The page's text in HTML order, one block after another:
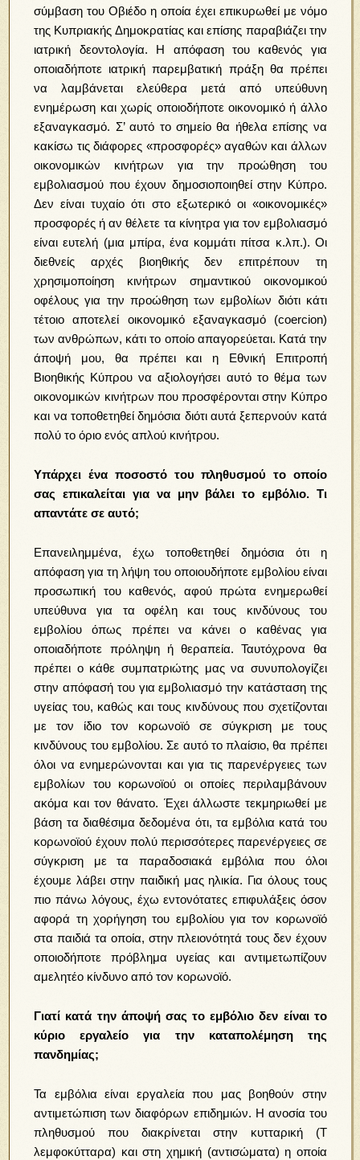
σύμβαση του Οβιέδο η οποία έχει επικυρωθεί με νόμο
της Κυπριακής Δημοκρατίας και επίσης παραβιάζει την
ιατρική δεοντολογία. Η απόφαση του καθενός για
οποιαδήποτε ιατρική παρεμβατική πράξη θα πρέπει
να λαμβάνεται ελεύθερα μετά από υπεύθυνη
ενημέρωση και χωρίς οποιοδήποτε οικονομικό ή άλλο
εξαναγκασμό. Σ’ αυτό το σημείο θα ήθελα επίσης να
κακίσω τις διάφορες «προσφορές» αγαθών και άλλων
οικονομικών κινήτρων για την προώθηση του
εμβολιασμού που έχουν δημοσιοποιηθεί στην Κύπρο.
Δεν είναι τυχαίο ότι στο εξωτερικό οι «οικονομικές»
προσφορές ή αν θέλετε τα κίνητρα για τον εμβολιασμό
είναι ευτελή (μια μπίρα, ένα κομμάτι πίτσα κ.λπ.). Οι
διεθνείς αρχές βιοηθικής δεν επιτρέπουν τη
χρησιμοποίηση κινήτρων σημαντικού οικονομικού
οφέλους για την προώθηση των εμβολίων διότι κάτι
τέτοιο αποτελεί οικονομικό εξαναγκασμό (coercion)
των ανθρώπων, κάτι το οποίο απαγορεύεται. Κατά την
άποψή μου, θα πρέπει και η Εθνική Επιτροπή
Βιοηθικής Κύπρου να αξιολογήσει αυτό το θέμα των
οικονομικών κινήτρων που προσφέρονται στην Κύπρο
και να τοποθετηθεί δημόσια διότι αυτά ξεπερνούν κατά
πολύ το όριο ενός απλού κινήτρου.
Υπάρχει ένα ποσοστό του πληθυσμού το οποίο
σας επικαλείται για να μην βάλει το εμβόλιο. Τι
απαντάτε σε αυτό;
Επανειλημμένα, έχω τοποθετηθεί δημόσια ότι η
απόφαση για τη λήψη του οποιουδήποτε εμβολίου είναι
προσωπική του καθενός, αφού πρώτα ενημερωθεί
υπεύθυνα για τα οφέλη και τους κινδύνους του
εμβολίου όπως πρέπει να κάνει ο καθένας για
οποιαδήποτε πρόληψη ή θεραπεία. Ταυτόχρονα θα
πρέπει ο κάθε συμπατριώτης μας να συνυπολογίζει
στην απόφασή του για εμβολιασμό την κατάσταση της
υγείας του, καθώς και τους κινδύνους που σχετίζονται
με τον ίδιο τον κορωνοϊό σε σύγκριση με τους
κινδύνους του εμβολίου. Σε αυτό το πλαίσιο, θα πρέπει
όλοι να ενημερώνονται και για τις παρενέργειες των
εμβολίων του κορωνοϊού οι οποίες περιλαμβάνουν
ακόμα και τον θάνατο. Έχει άλλωστε τεκμηριωθεί με
βάση τα διαθέσιμα δεδομένα ότι, τα εμβόλια κατά του
κορωνοϊού έχουν πολύ περισσότερες παρενέργειες σε
σύγκριση με τα παραδοσιακά εμβόλια που όλοι
έχουμε λάβει στην παιδική μας ηλικία. Για όλους τους
πιο πάνω λόγους, έχω εντονότατες επιφυλάξεις όσον
αφορά τη χορήγηση του εμβολίου για τον κορωνοϊό
στα παιδιά τα οποία, στην πλειονότητά τους δεν έχουν
οποιοδήποτε πρόβλημα υγείας και αντιμετωπίζουν
αμελητέο κίνδυνο από τον κορωνοϊό.
Γιατί κατά την άποψή σας το εμβόλιο δεν είναι το
κύριο εργαλείο για την καταπολέμηση της
πανδημίας;
Τα εμβόλια είναι εργαλεία που μας βοηθούν στην
αντιμετώπιση των διαφόρων επιδημιών. Η ανοσία του
πληθυσμού που διακρίνεται στην κυτταρική (Τ
λεμφοκύτταρα) και στη χημική (αντισώματα) η οποία